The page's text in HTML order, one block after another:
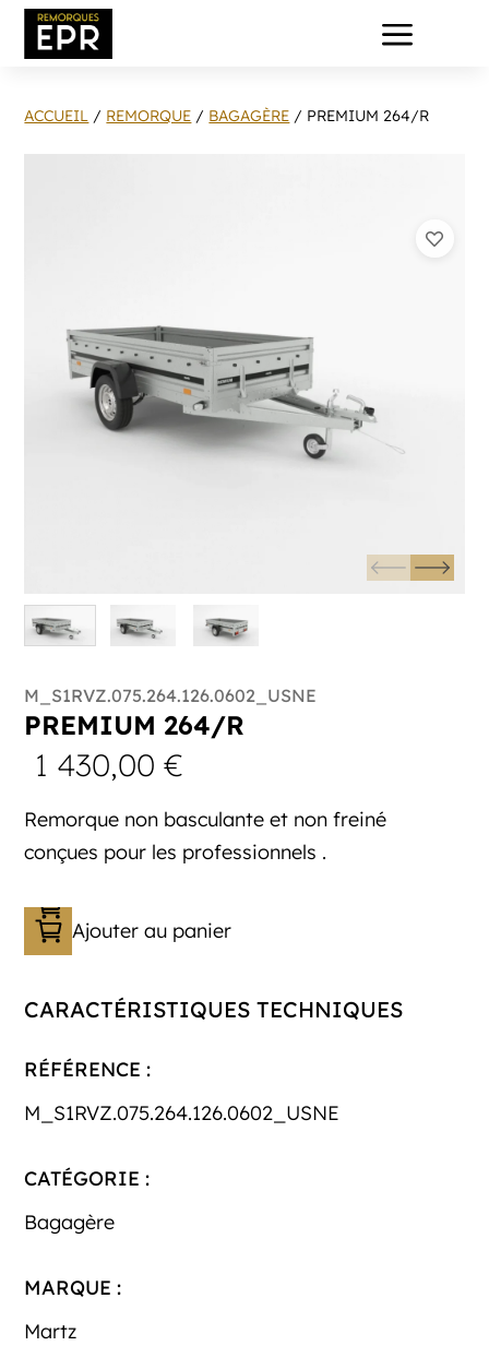
a
ACCUEIL / REMORQUE / BAGAGÈRE / PREMIUM 264/R
M_S1RVZ.075.264.126.0602_USNE
PREMIUM 264/R
1 430,00€
Remorque non basculante et non freiné
conçues pour les professionnels .
Ajouter au panier
CARACTÉRISTIQUES TECHNIQUES
RÉFÉRENCE :
M_S1RVZ.075.264.126.0602_USNE
CATÉGORIE :
Bagagère
MARQUE :
Martz